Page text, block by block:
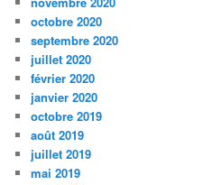
octobre 2020
septembre 2020
juillet 2020
février 2020
janvier 2020
octobre 2019
août 2019
juillet 2019
mai 2019